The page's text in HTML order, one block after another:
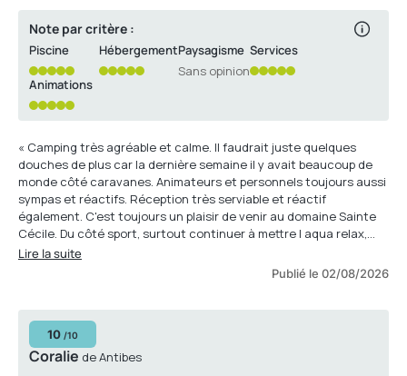
Note par critère :
Piscine Hébergement Paysagisme
Sans opinion
Services
Animations
« Camping très agréable et calme. Il faudrait juste quelques
douches de plus car la dernière semaine il y avait beaucoup de
monde côté caravanes. Animateurs et personnels toujours aussi
sympas et réactifs. Réception très serviable et réactif
également. C'est toujours un plaisir de venir au domaine Sainte
Cécile. Du côté sport, surtout continuer à mettre l aqua relax,
Lire la suite
Publié le 02/08/2026
10 /10
Coralie de Antibes